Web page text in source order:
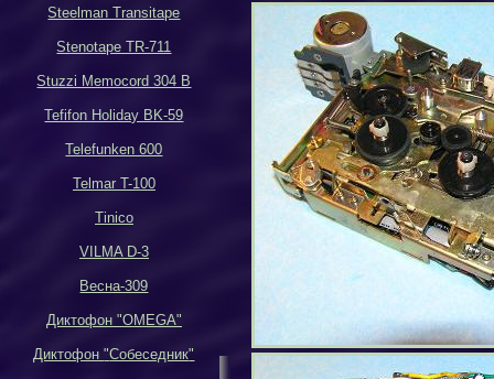
Steelman Transitape
Stenotape TR-711
Stuzzi Memocord 304 B
Tefifon Holiday BK-59
Telefunken 600
Telmar T-100
Tinico
VILMA D-3
Весна-309
Диктофон "OMEGA"
Диктофон"Собеседник"